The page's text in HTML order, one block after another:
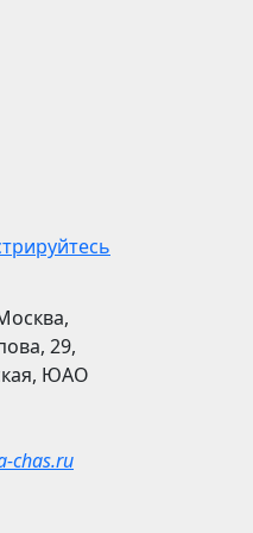
29,
ЮАО
chas.ru